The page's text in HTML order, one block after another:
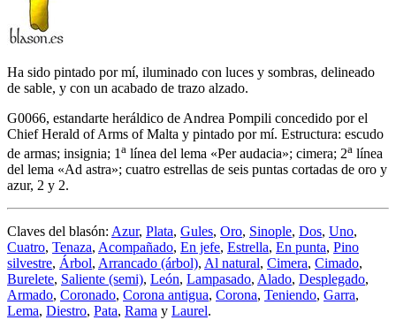
Ha sido pintado por mí, iluminado con luces y sombras, delineado
de sable, y con un acabado de trazo alzado.
G0066, estandarte heráldico de Andrea Pompili concedido por el
Chief Herald of Arms of Malta y pintado por mí. Estructura: escudo
de armas; insignia; 1 a línea del lema «Per audacia»; cimera; 2a línea
del lema «Ad astra»; cuatro estrellas de seis puntas cortadas de oro y
azur, 2 y 2.
Claves del blasón: Azur, Plata, Gules, Oro, Sinople, Dos, Uno,
Cuatro, Tenaza, Acompañado, En jefe, Estrella, En punta, Pino
silvestre, Árbol, Arrancado (árbol), Al natural, Cimera, Cimado,
Burelete, Saliente (semi), León, Lampasado, Alado, Desplegado,
Armado, Coronado, Corona antigua, Corona, Teniendo, Garra,
Lema, Diestro, Pata, Rama y Laurel.